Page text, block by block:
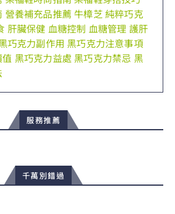
營養補充品推薦 牛樟芝純粹巧克
肝臟保健 血糖控制 血糖管理 護肝
巧克力副作用 黑巧克力注意事項
黑巧克力益處 黑巧克力禁忌 黑
服務推薦
千萬別錯過